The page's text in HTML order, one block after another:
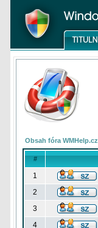
Obsah fóra WMHelp.cz
#
1
2
3
4